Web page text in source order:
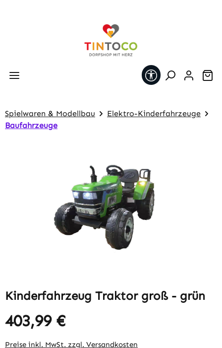
Werkzeugleiste
Spielwaren & Modellbau
Elektro-Kinderfahrzeuge
Baufahrzeuge
Kinderfahrzeug Traktor groß - grün
Regulärer Preis:
403,99 €
Preise inkl. MwSt. zzgl. Versandkosten